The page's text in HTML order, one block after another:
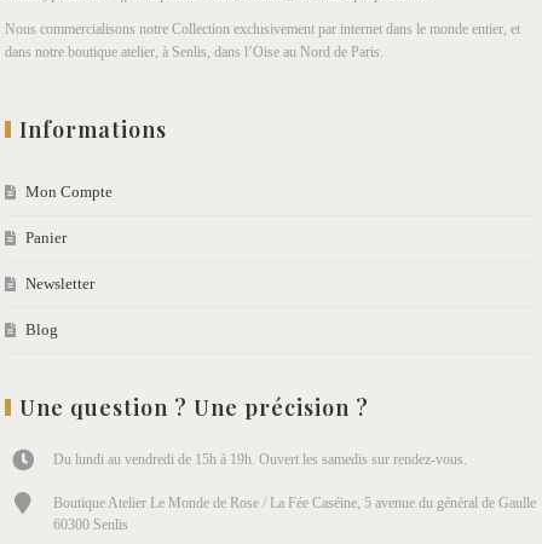
Nous commercialisons notre Collection exclusivement par internet dans le monde entier, et
dans notre boutique atelier, à Senlis, dans l’Oise au Nord de Paris.
Informations
Mon Compte
Panier
Newsletter
Blog
Une question ? Une précision ?
Du lundi au vendredi de 15h à 19h. Ouvert les samedis sur rendez-vous.
Boutique Atelier Le Monde de Rose / La Fée Caséine, 5 avenue du général de Gaulle
60300 Senlis